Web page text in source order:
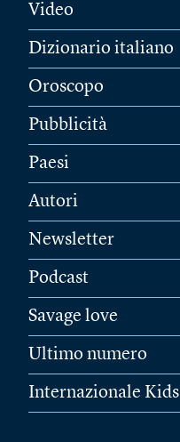
Video
Dizionario italiano
Oroscopo
Pubblicità
Paesi
Autori
Newsletter
Podcast
Savage love
Ultimo numero
Internazionale Kids